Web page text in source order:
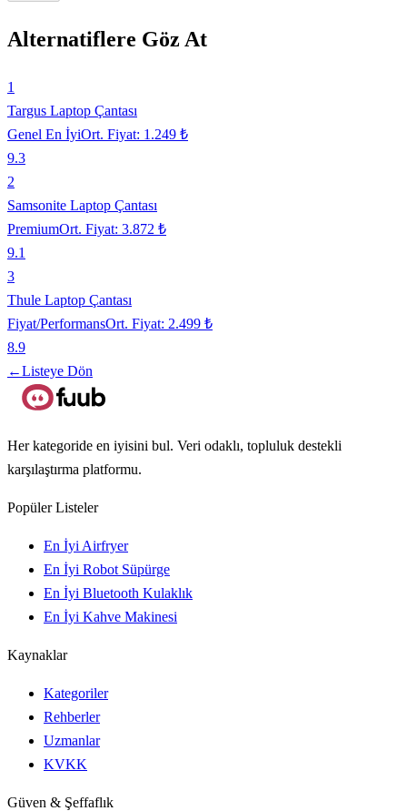
Alternatiflere Göz At
1
Targus Laptop Çantası
Genel En İyiOrt. Fiyat: 1.249 ₺
9.3
2
Samsonite Laptop Çantası
PremiumOrt. Fiyat: 3.872 ₺
9.1
3
Thule Laptop Çantası
Fiyat/PerformansOrt. Fiyat: 2.499 ₺
8.9
←Listeye Dön
Her kategoride en iyisini bul. Veri odaklı, topluluk destekli
karşılaştırma platformu.
Popüler Listeler
En İyi Airfryer
En İyi Robot Süpürge
En İyi Bluetooth Kulaklık
En İyi Kahve Makinesi
Kaynaklar
Kategoriler
Rehberler
Uzmanlar
KVKK
Güven & Şeffaflık